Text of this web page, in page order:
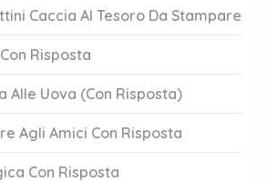
Caccia Al Tesoro Da Stampare
Risposta
Alle Uova (Con Risposta)
Agli Amici Con Risposta
Con Risposta